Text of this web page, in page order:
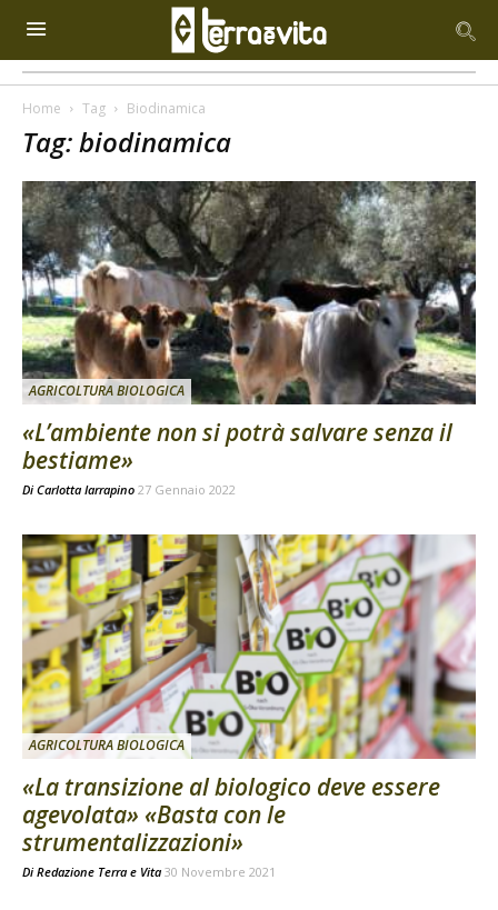
Home Tag Biodinamica
Tag: biodinamica
AGRICOLTURA BIOLOGICA
«L’ambiente non si potrà salvare senza il
bestiame»
Di Carlotta Iarrapino 27 Gennaio 2022
AGRICOLTURA BIOLOGICA
«La transizione al biologico deve essere
agevolata» «Basta con le
strumentalizzazioni»
Di Redazione Terra e Vita 30 Novembre 2021